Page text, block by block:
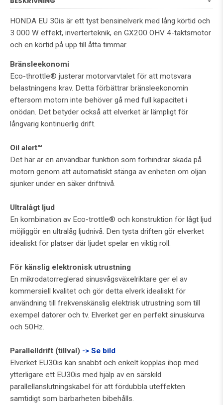
HONDA EU 30is är ett tyst bensinelverk med lång körtid och
3 000 W effekt, inverterteknik, en GX200 OHV 4-taktsmotor
och en körtid på upp till åtta timmar.
Bränsleekonomi
Eco-throttle® justerar motorvarvtalet för att motsvara
belastningens krav. Detta förbättrar bränsleekonomin
eftersom motorn inte behöver gå med full kapacitet i
onödan. Det betyder också att elverket är lämpligt för
långvarig kontinuerlig drift.
Oil alert™
Det här är en användbar funktion som förhindrar skada på
motorn genom att automatiskt stänga av enheten om oljan
sjunker under en säker driftnivå.
Ultralågt ljud
En kombination av Eco-trottle® och konstruktion för lågt ljud
möjliggör en ultralåg ljudnivå. Den tysta driften gör elverket
idealiskt för platser där ljudet spelar en viktig roll.
För känslig elektronisk utrustning
En mikrodatorreglerad sinusvågsväxelriktare ger el av
kommersiell kvalitet och gör detta elverk idealiskt för
användning till frekvenskänslig elektrisk utrustning som till
exempel datorer och tv. Elverket ger en perfekt sinuskurva
och 50Hz.
Parallelldrift (tillval) -> Se bild
Elverket EU30is kan snabbt och enkelt kopplas ihop med
ytterligare ett EU30is med hjälp av en särskild
parallellanslutningskabel för att fördubbla uteffekten
samtidigt som bärbarheten bibehålls.